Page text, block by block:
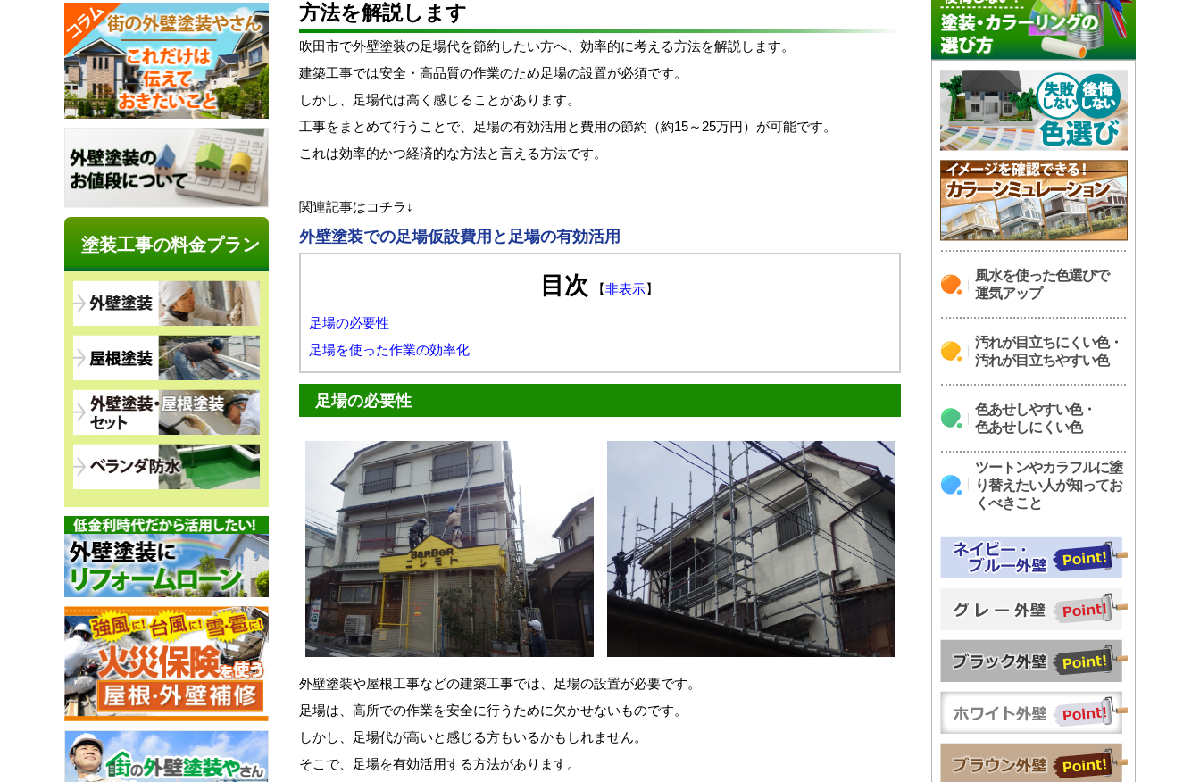
方法を解説します
吹田市で外壁塗装の足場代を節約したい方へ、効率的に考える方法を解説します。
建築工事では安全・高品質の作業のため足場の設置が必須です。
しかし、足場代は高く感じることがあります。
工事をまとめて行うことで、足場の有効活用と費用の節約（約15～25万円）が可能です。
これは効率的かつ経済的な方法と言える方法です。
関連記事はコチラ↓
外壁塗装での足場仮設費用と足場の有効活用
目次 【非表示】
足場の必要性
足場を使った作業の効率化
足場の必要性
外壁塗装や屋根工事などの建築工事では、足場の設置が必要です。
足場は、高所での作業を安全に行うために欠かせないものです。
しかし、足場代が高いと感じる方もいるかもしれません。
そこで、足場を有効活用する方法があります。
風水を使った色選びで
運気アップ
汚れが目立ちにくい色・
汚れが目立ちやすい色
色あせしやすい色・
色あせしにくい色
ツートンやカラフルに塗
り替えたい人が知ってお
くべきこと
塗装工事の料金プラン